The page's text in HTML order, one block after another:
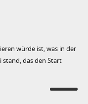
würde ist, was in der
stand, das den Start